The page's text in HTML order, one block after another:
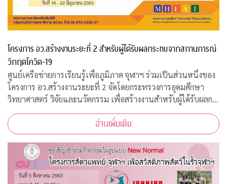
โครงการ อว.สร้างงานระยะที่ 2 สำหรับผู้ได้รับผลกระทบจากสถานการณ์
วิกฤตโควิด-19
ศูนย์เครือข่ายการเรียนรู้เพื่อภูมิภาค จุฬาฯ ร่วมเป็นส่วนหนึ่งของ
โครงการ อว.สร้างงานระยะที่ 2 จัดโดยกระทรวงการอุดมศึกษา
วิทยาศาสตร์ วิจัยและนวัตกรรม เพื่อสร้างงานสำหรับผู้ได้รับผลก
ระทบจากสถานการณ์วิกฤตโควิด-19 เปิดรับสมัครประชาชนทั่วไป
จำนวน 200 อัตรา
อ่านเพิ่มเติม